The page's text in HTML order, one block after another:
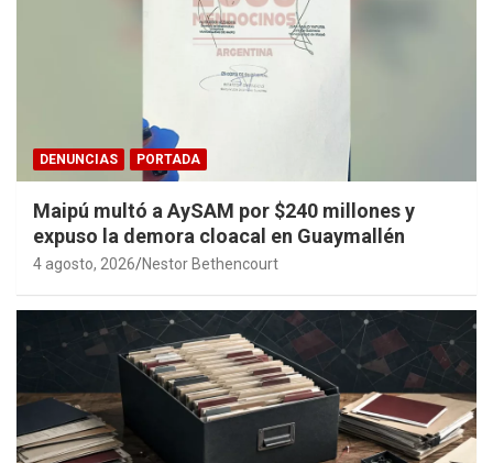
DENUNCIAS PORTADA
Maipú multó a AySAM por $240 millones y
expuso la demora cloacal en Guaymallén
4 agosto, 2026 Nestor Bethencourt